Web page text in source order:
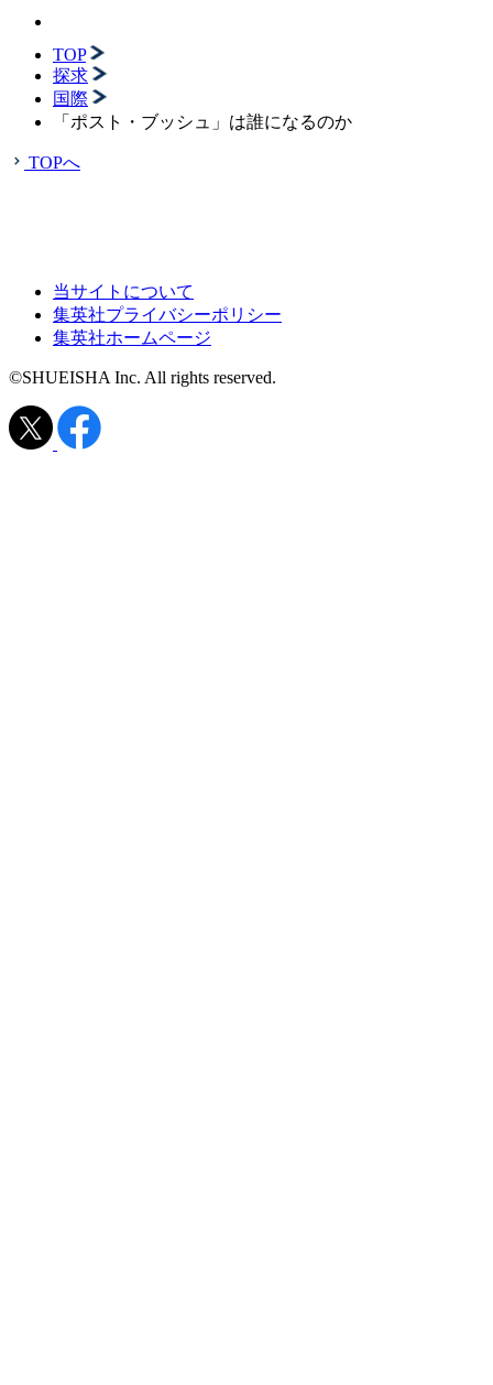
TOP
探求
国際
「ポスト・ブッシュ」は誰になるのか
TOPへ
当サイトについて
集英社プライバシーポリシー
集英社ホームページ
©SHUEISHA Inc. All rights reserved.